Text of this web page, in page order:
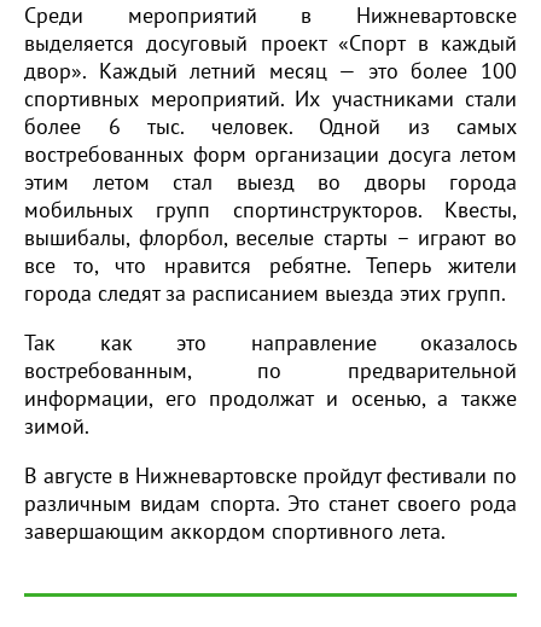
Среди мероприятий в Нижневартовске
выделяется досуговый проект «Спорт в каждый
двор». Каждый летний месяц — это более 100
спортивных мероприятий. Их участниками стали
более 6 тыс. человек. Одной из самых
востребованных форм организации досуга летом
этим летом стал выезд во дворы города
мобильных групп спортинструкторов. Квесты,
вышибалы, флорбол, веселые старты – играют во
все то, что нравится ребятне. Теперь жители
города следят за расписанием выезда этих групп.
Так как это направление оказалось
востребованным, по предварительной
информации, его продолжат и осенью, а также
зимой.
В августе в Нижневартовске пройдут фестивали по
различным видам спорта. Это станет своего рода
завершающим аккордом спортивного лета.